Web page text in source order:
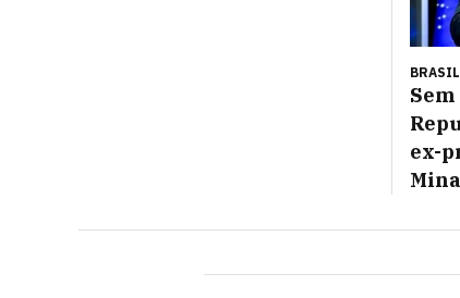
BRASIL
ex-